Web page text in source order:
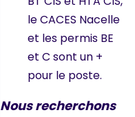
le CACES Nacelle
et les permis BE
et C sont un +
pour le poste.
Nous recherchons